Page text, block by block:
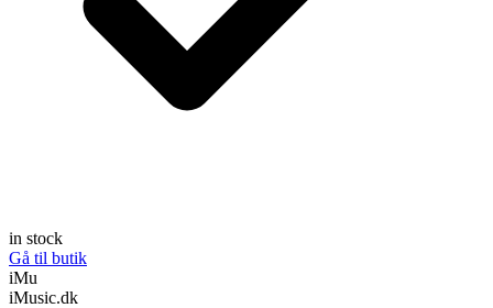
in stock
Gå til butik
iMu
iMusic.dk